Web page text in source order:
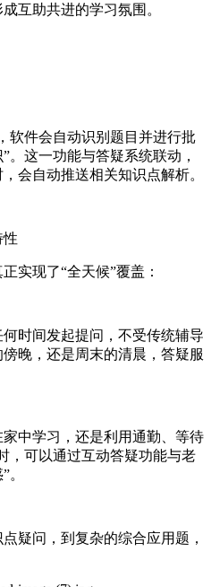
互助共进的学习氛围。
软件会自动识别题目并进行批
。这一功能与答疑系统联动，
会自动推送相关知识点解析。
性
实现了“全天候”覆盖：
时间发起提问，不受传统辅导
晚，还是周末的清晨，答疑服
中学习，还是利用通勤、等待
，可以通过互动答疑功能与老
。
疑问，到复杂的综合应用题，